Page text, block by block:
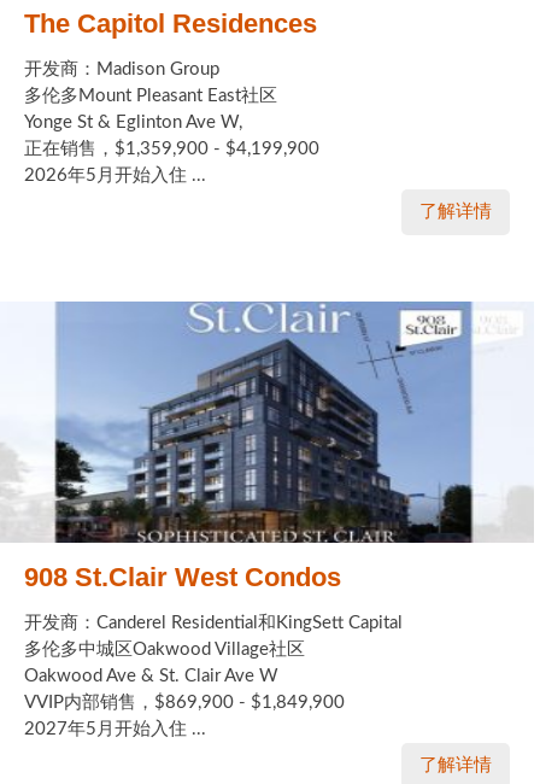
The Capitol Residences
开发商：Madison Group
多伦多Mount Pleasant East社区
Yonge St & Eglinton Ave W,
正在销售，$1,359,900 - $4,199,900
2026年5月开始入住 ...
了解详情
908 St.Clair West Condos
开发商：Canderel Residential和KingSett Capital
多伦多中城区Oakwood Village社区
Oakwood Ave & St. Clair Ave W
VVIP内部销售，$869,900 - $1,849,900
2027年5月开始入住 ...
了解详情